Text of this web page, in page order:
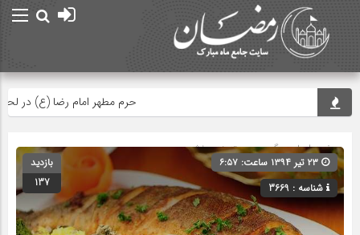
حرم مطهر امام رضا (ع) در لحظه
صفحه اصلی» گروه » دسته‌بندی نشده
شناسه : 3669
بازدید
137